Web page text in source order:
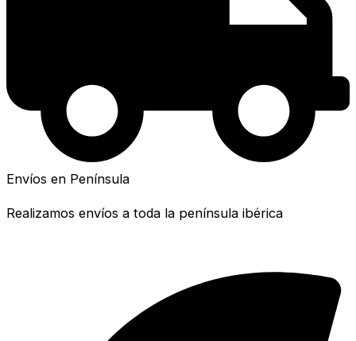
Envíos en Península
Realizamos envíos a toda la península ibérica